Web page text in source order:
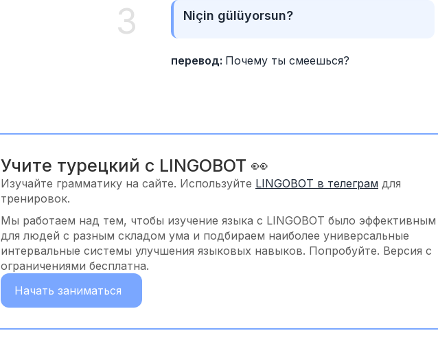
3 Niçin gülüyorsun?
перевод: Почему ты смеешься?
Учите турецкий с LINGOBOT 👀
Изучайте грамматику на сайте. Используйте LINGOBOT в телеграм для
тренировок.
Мы работаем над тем, чтобы изучение языка с LINGOBOT было эффективным
для людей с разным складом ума и подбираем наиболее универсальные
интервальные системы улучшения языковых навыков. Попробуйте. Версия с
ограничениями бесплатна.
Начать заниматься